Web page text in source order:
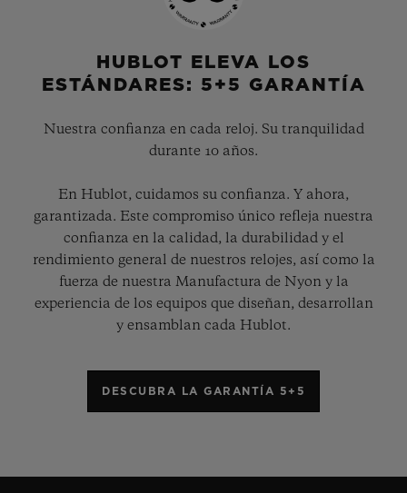
HUBLOT ELEVA LOS
ESTÁNDARES: 5+5 GARANTÍA
Nuestra confianza en cada reloj. Su tranquilidad
durante 10 años.
En Hublot, cuidamos su confianza. Y ahora,
garantizada. Este compromiso único refleja nuestra
confianza en la calidad, la durabilidad y el
rendimiento general de nuestros relojes, así como la
fuerza de nuestra Manufactura de Nyon y la
experiencia de los equipos que diseñan, desarrollan
y ensamblan cada Hublot.
DESCUBRA LA GARANTÍA 5+5